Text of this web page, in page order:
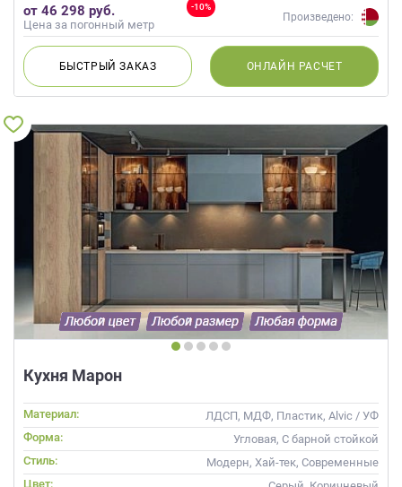
-10%
от 46 298 руб.
Цена за погонный метр
Произведено:
БЫСТРЫЙЗАКАЗ ОНЛАЙН РАСЧЕТ
Кухня Марон
Материал:
ЛДСП, МДФ, Пластик, Alvic / УФ
лак, Стекло
Форма:
Угловая, С барной стойкой
Стиль:
Модерн, Хай-тек, Современные
Цвет: